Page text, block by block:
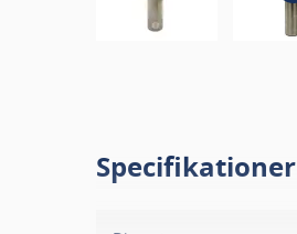
Specifikationer